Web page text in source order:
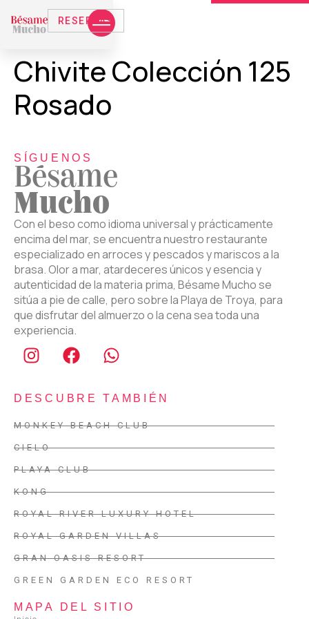
RESERVAS
Chivite Colección 125
Rosado
SÍGUENOS
Bésame
Mucho
Con el beso como idioma universal y prácticamente
encima del mar, se encuentra nuestro restaurante
especializado en arroces y pescados y mariscos a la
brasa. Olor a mar, atardeceres únicos y esencia y
autenticidad de la materia prima, Bésame Mucho se
sitúa a pie de calle, pero sobre la Playa de Troya, para
que disfrutar del almuerzo o la cena sea toda una
experiencia.
DESCUBRE TAMBIÉN
MONKEY BEACH CLUB
CIELO
PLAYA CLUB
KONG
ROYAL RIVER LUXURY HOTEL
ROYAL GARDEN VILLAS
GRAN OASIS RESORT
GREEN GARDEN ECO RESORT
MAPA DEL SITIO